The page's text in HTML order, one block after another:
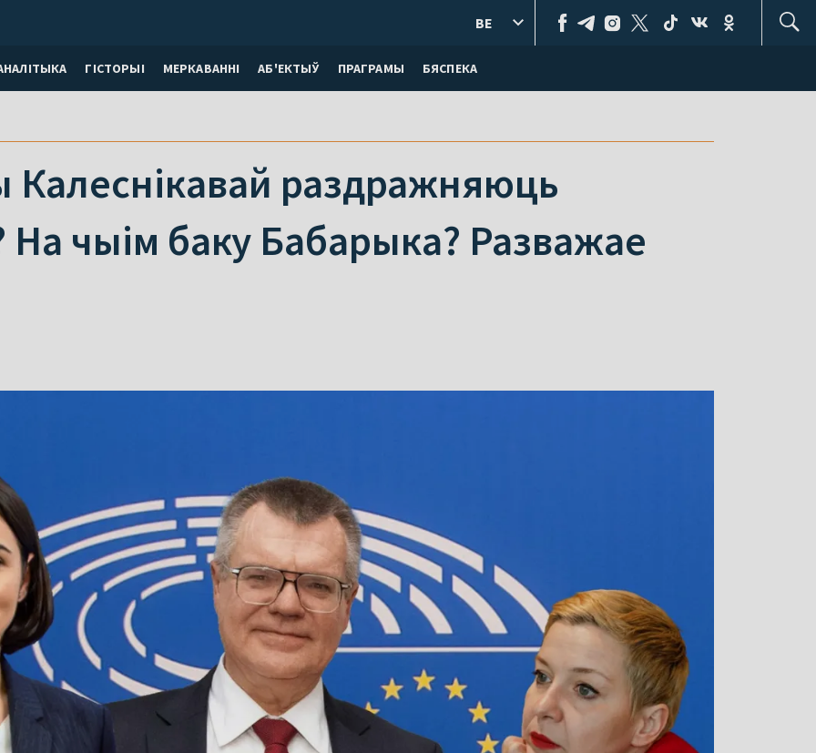
ГІСТОРЫІ МЕРКАВАННI АБ'ЕКТЫЎ ПРАГРАМЫ БЯСПЕКА
BE
Калеснікавай раздражняюць
На чыім баку Бабарыка? Разважае